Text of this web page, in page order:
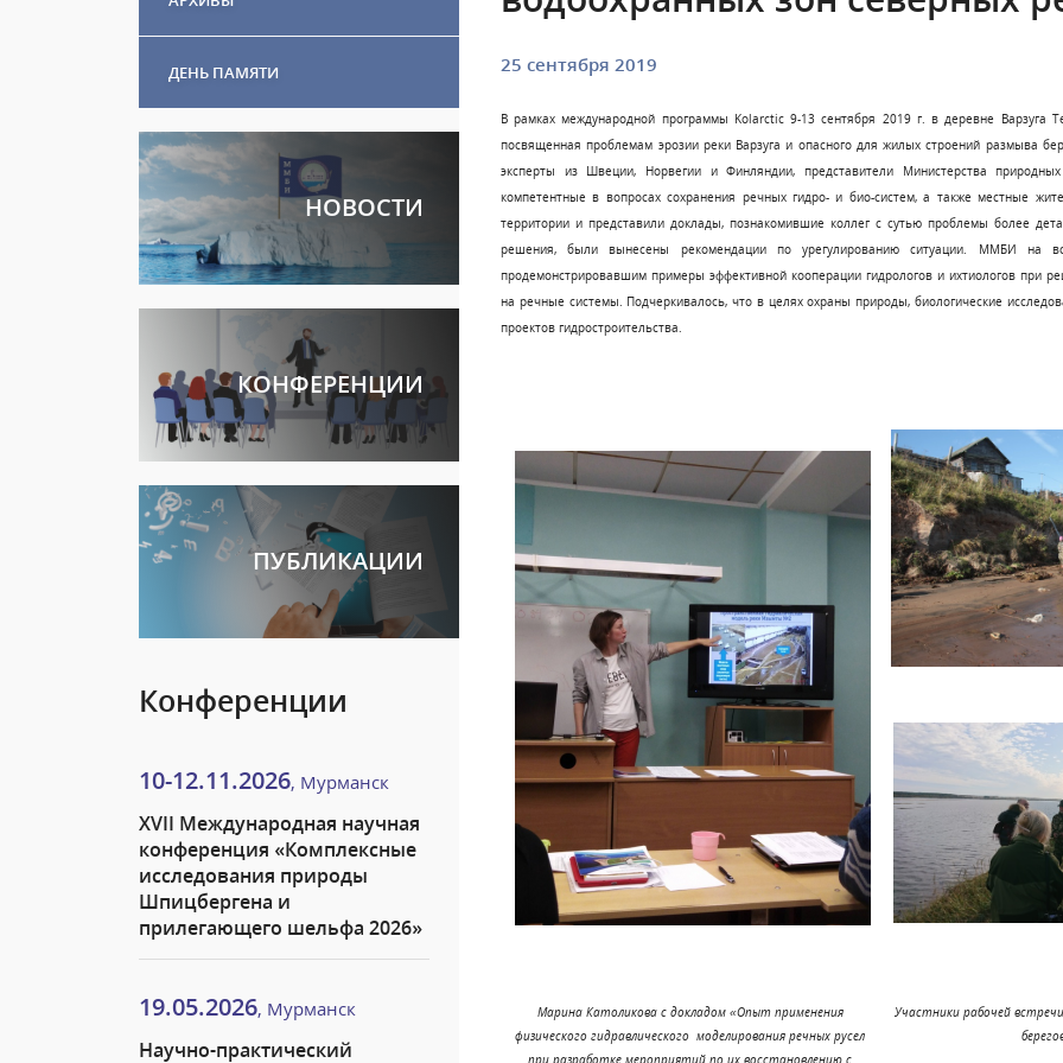
ДЕНЬ ПАМЯТИ
НОВОСТИ
КОНФЕРЕНЦИИ
ПУБЛИКАЦИИ
Конференции
10-12.11.2026, Мурманск
XVII Международная научная
конференция «Комплексные
исследования природы
Шпицбергена и
прилегающего шельфа 2026»
19.05.2026, Мурманск
Научно-практический
25 сентября 2019
В рамках международной программы Kolarctic 9-13 сентября 2019 г. в деревне Варзуга
посвященная проблемам эрозии реки Варзуга и опасного для жилых строений размыва
эксперты из Швеции, Норвегии и Финляндии, представители Министерства
компетентные в вопросах сохранения речных гидро- и био-систем, а также местные
территории и представили доклады, познакомившие коллег с сутью проблемы более
решения, были вынесены рекомендации по урегулированию ситуации. ММБИ на
продемонстрировавшим примеры эффективной кооперации гидрологов и ихтиологов при
на речные системы. Подчеркивалось, что в целях охраны природы, биологические
проектов гидростроительства.
Марина Католикова с докладом «Опыт применения
физического гидравлического моделирования речных русел
при разработке мероприятий по их восстановлению с
Участники рабочей